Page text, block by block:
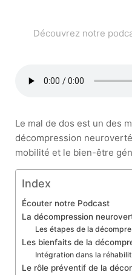
Découvrez notre
Le mal de dos est un des
décompression
mobilité et le bien-être
Index
Écouter notre Podcast
La décompression
Les étapes de la
Les bienfaits de la
Intégration dans la
Le rôle préventif de la